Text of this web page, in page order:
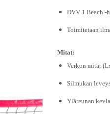
DVV 1 Beach -
Toimitetaan
Mitat:
Verkon mitat
Silmukan
Yläreunan